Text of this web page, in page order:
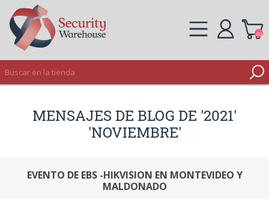
INICIAR SESIÓN
(0)
MENSAJES DE BLOG DE '2021'
'NOVIEMBRE'
EVENTO DE EBS -HIKVISION EN MONTEVIDEO Y
MALDONADO